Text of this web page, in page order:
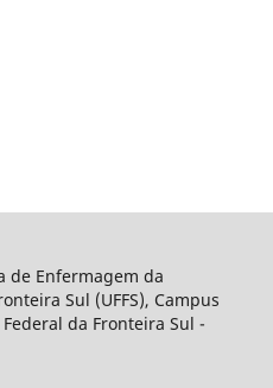
de Enfermagem da
Sul (UFFS), Campus
da Fronteira Sul -